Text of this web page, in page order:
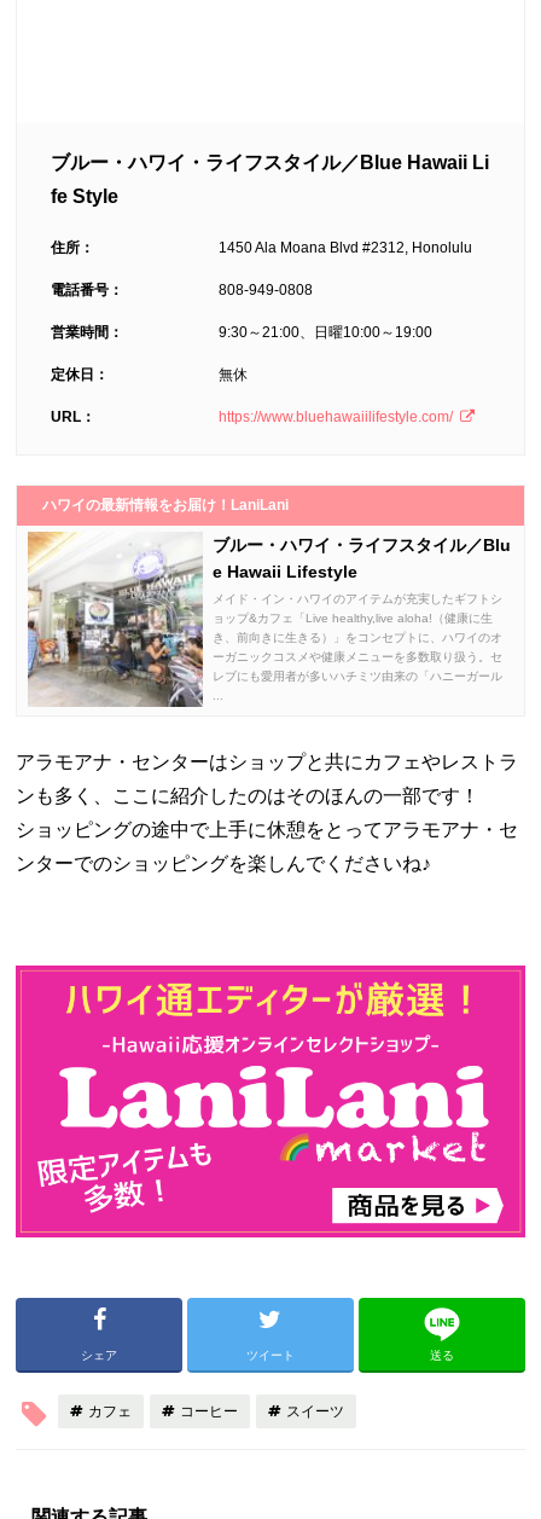
ブルー・ハワイ・ライフスタイル／Blue Hawaii Li
fe Style
住所： 1450 Ala Moana Blvd #2312, Honolulu
電話番号： 808-949-0808
営業時間： 9:30～21:00、日曜10:00～19:00
定休日： 無休
URL： https://www.bluehawaiilifestyle.com/
ハワイの最新情報をお届け！LaniLani
ブルー・ハワイ・ライフスタイル／Blu
e Hawaii Lifestyle
メイド・イン・ハワイのアイテムが充実したギフトシ
ョップ&カフェ「Live healthy,live aloha!（健康に生
き、前向きに生きる）」をコンセプトに、ハワイのオ
ーガニックコスメや健康メニューを多数取り扱う。セ
レブにも愛用者が多いハチミツ由来の「ハニーガール
アラモアナ・センターはショップと共にカフェやレストラ
ンも多く、ここに紹介したのはそのほんの一部です！
ショッピングの途中で上手に休憩をとってアラモアナ・セ
ンターでのショッピングを楽しんでくださいね♪
シェア ツイート 送る
カフェ コーヒー スイーツ